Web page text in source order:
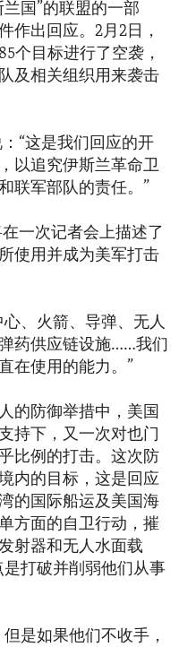
国”的联盟的一部
作出回应。2月2日，
个目标进行了空袭，
及相关组织用来袭击
“这是我们回应的开
以追究伊斯兰革命卫
联军部队的责任。”
一次记者会上描述了
使用并成为美军打击
、火箭、导弹、无人
药供应链设施……我们
在使用的能力。”
的防御举措中，美国
持下，又一次对也门
比例的打击。这次防
内的目标，这是回应
的国际船运及美国海
方面的自卫行动，摧
射器和无人水面载
打破并削弱他们从事
是如果他们不收手，